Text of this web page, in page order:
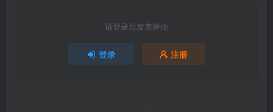
请登录后发表评论
登录 注册